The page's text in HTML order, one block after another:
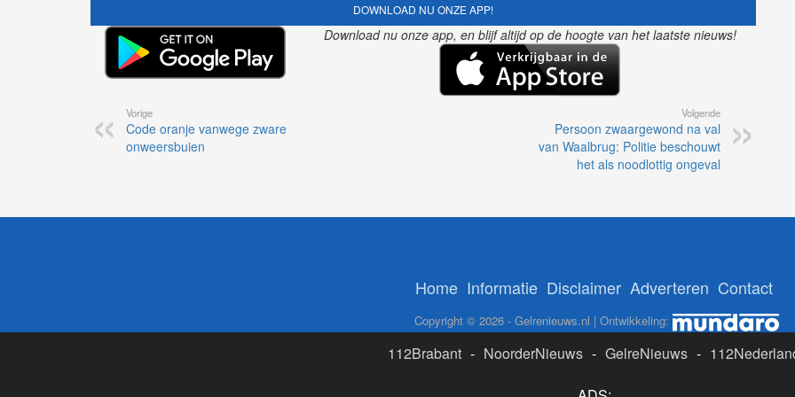
DOWNLOAD NU ONZE APP!
Download nu onze app, en blijf altijd op de hoogte van het laatste nieuws!
Vorige
Code oranje vanwege zware
onweersbuien
Volgende
Persoon zwaargewond na val
van Waalbrug: Politie beschouwt
het als noodlottig ongeval
Home Informatie Disclaimer Adverteren Contact
Copyright © 2026 - Gelrenieuws.nl | Ontwikkeling:
112Brabant - NoorderNieuws - GelreNieuws -